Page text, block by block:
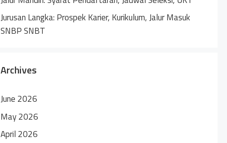
Jurusan Langka: Prospek Karier, Kurikulum, Jalur Masuk
SNBP SNBT
Archives
June 2026
May 2026
April 2026